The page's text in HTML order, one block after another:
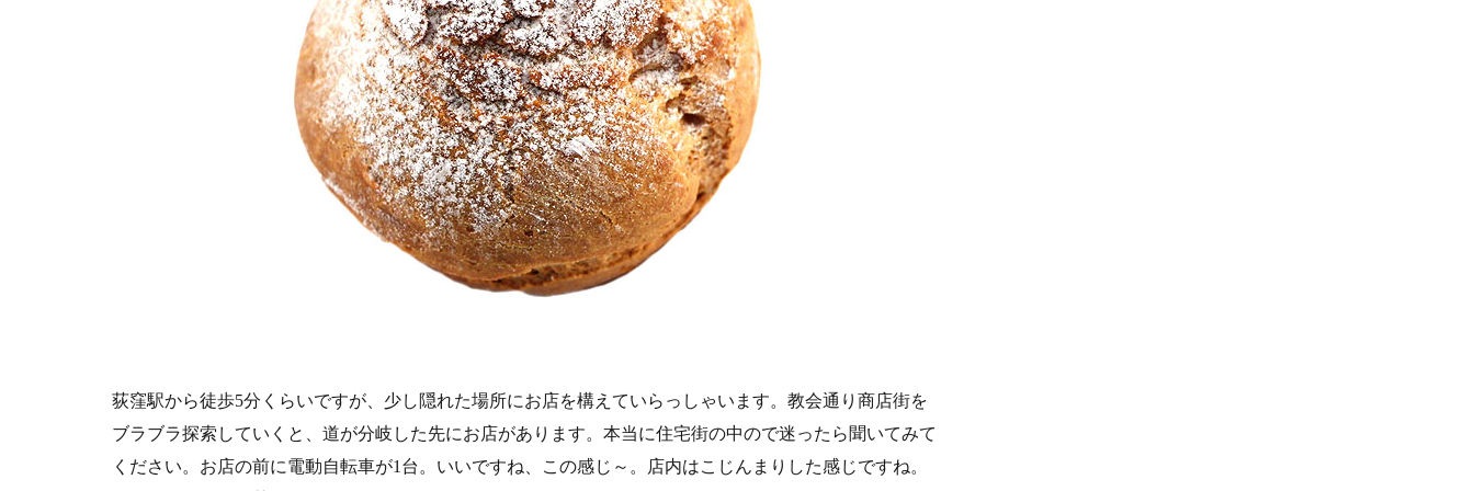
荻窪駅から徒歩5分くらいですが、少し隠れた場所にお店を構えていらっしゃいます。教会通り商店街を
ブラブラ探索していくと、道が分岐した先にお店があります。本当に住宅街の中ので迷ったら聞いてみて
ください。お店の前に電動自転車が1台。いいですね、この感じ～。店内はこじんまりした感じですね。